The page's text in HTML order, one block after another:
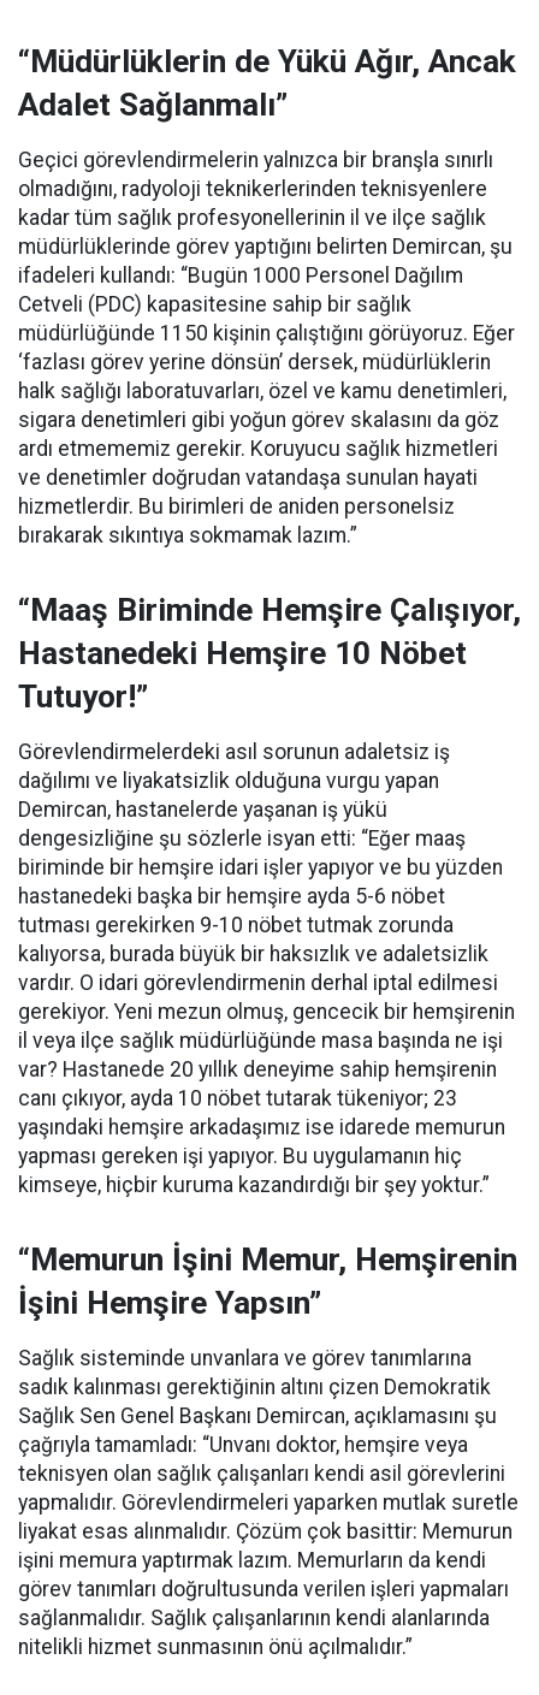
“Müdürlüklerin de Yükü Ağır, Ancak
Adalet Sağlanmalı”
Geçici görevlendirmelerin yalnızca bir branşla sınırlı
olmadığını, radyoloji teknikerlerinden teknisyenlere
kadar tüm sağlık profesyonellerinin il ve ilçe sağlık
müdürlüklerinde görev yaptığını belirten Demircan, şu
ifadeleri kullandı: “Bugün 1000 Personel Dağılım
Cetveli (PDC) kapasitesine sahip bir sağlık
müdürlüğünde 1150 kişinin çalıştığını görüyoruz. Eğer
‘fazlası görev yerine dönsün’ dersek, müdürlüklerin
halk sağlığı laboratuvarları, özel ve kamu denetimleri,
sigara denetimleri gibi yoğun görev skalasını da göz
ardı etmememiz gerekir. Koruyucu sağlık hizmetleri
ve denetimler doğrudan vatandaşa sunulan hayati
hizmetlerdir. Bu birimleri de aniden personelsiz
bırakarak sıkıntıya sokmamak lazım.”
“Maaş Biriminde Hemşire Çalışıyor,
Hastanedeki Hemşire 10 Nöbet
Tutuyor!”
Görevlendirmelerdeki asıl sorunun adaletsiz iş
dağılımı ve liyakatsizlik olduğuna vurgu yapan
Demircan, hastanelerde yaşanan iş yükü
dengesizliğine şu sözlerle isyan etti: “Eğer maaş
biriminde bir hemşire idari işler yapıyor ve bu yüzden
hastanedeki başka bir hemşire ayda 5-6 nöbet
tutması gerekirken 9-10 nöbet tutmak zorunda
kalıyorsa, burada büyük bir haksızlık ve adaletsizlik
vardır. O idari görevlendirmenin derhal iptal edilmesi
gerekiyor. Yeni mezun olmuş, gencecik bir hemşirenin
il veya ilçe sağlık müdürlüğünde masa başında ne işi
var? Hastanede 20 yıllık deneyime sahip hemşirenin
canı çıkıyor, ayda 10 nöbet tutarak tükeniyor; 23
yaşındaki hemşire arkadaşımız ise idarede memurun
yapması gereken işi yapıyor. Bu uygulamanın hiç
kimseye, hiçbir kuruma kazandırdığı bir şey yoktur.”
“Memurun İşini Memur, Hemşirenin
İşini Hemşire Yapsın”
Sağlık sisteminde unvanlara ve görev tanımlarına
sadık kalınması gerektiğinin altını çizen Demokratik
Sağlık Sen Genel Başkanı Demircan, açıklamasını şu
çağrıyla tamamladı: “Unvanı doktor, hemşire veya
teknisyen olan sağlık çalışanları kendi asil görevlerini
yapmalıdır. Görevlendirmeleri yaparken mutlak suretle
liyakat esas alınmalıdır. Çözüm çok basittir: Memurun
işini memura yaptırmak lazım. Memurların da kendi
görev tanımları doğrultusunda verilen işleri yapmaları
sağlanmalıdır. Sağlık çalışanlarının kendi alanlarında
nitelikli hizmet sunmasının önü açılmalıdır.”